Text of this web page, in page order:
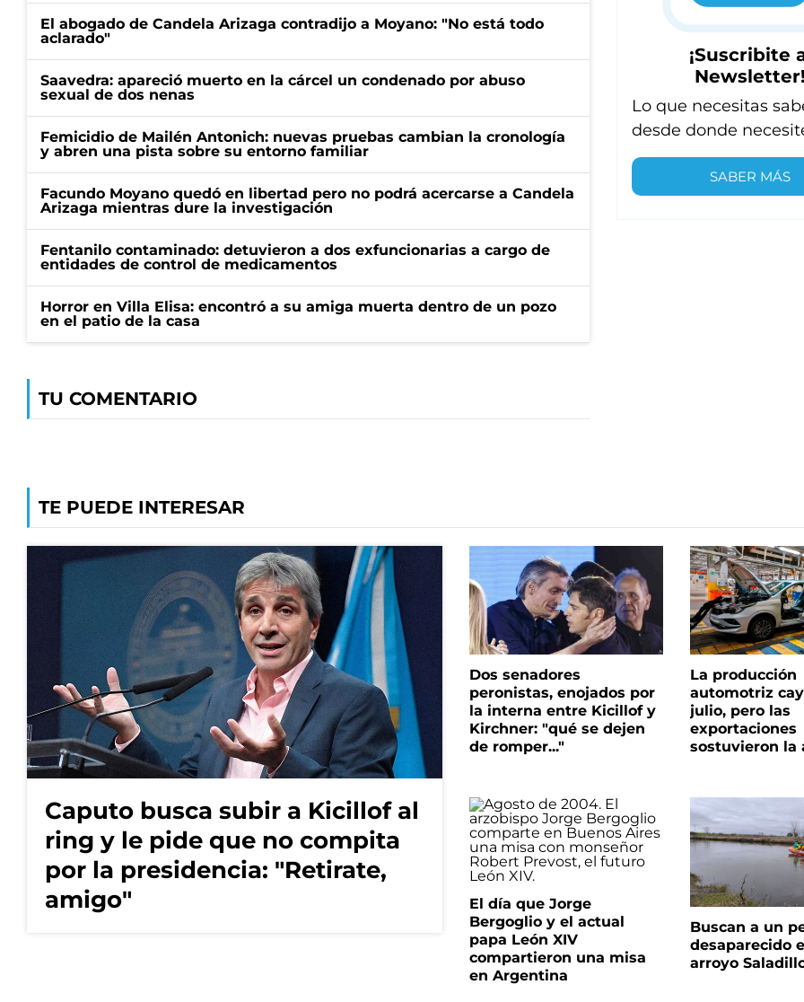
El abogado de Candela Arizaga contradijo a Moyano: "No está todo
aclarado"
Saavedra: apareció muerto en la cárcel un condenado por abuso
sexual de dos nenas
Femicidio de Mailén Antonich: nuevas pruebas cambian la cronología
y abren una pista sobre su entorno familiar
Facundo Moyano quedó en libertad pero no podrá acercarse a Candela
Arizaga mientras dure la investigación
Fentanilo contaminado: detuvieron a dos exfuncionarias a cargo de
entidades de control de medicamentos
Horror en Villa Elisa: encontró a su amiga muerta dentro de un pozo
en el patio de la casa
TU COMENTARIO
¡Suscribite
Newsletter!
Lo que necesitas
desde donde
SABER MÁS
TE PUEDE INTERESAR
Caputo busca subir a Kicillof al
ring y le pide que no compita
por la presidencia: "Retirate,
amigo"
Dos senadores
peronistas, enojados por
la interna entre Kicillof y
Kirchner: "qué se dejen
de romper..."
La producción
automotriz
julio, pero las
exportaciones
sostuvieron la
El día que Jorge
Bergoglio y el actual
papa León XIV
compartieron una misa
en Argentina
Buscan a un
desaparecido
arroyo